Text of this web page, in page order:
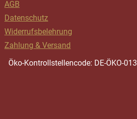
AGB
Datenschutz
Widerrufsbelehrung
Zahlung & Versand
Öko-Kontrollstellencode: DE-ÖKO-013